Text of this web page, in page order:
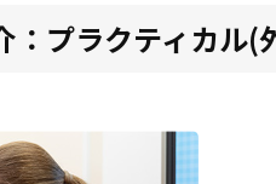
：プラクティカル(